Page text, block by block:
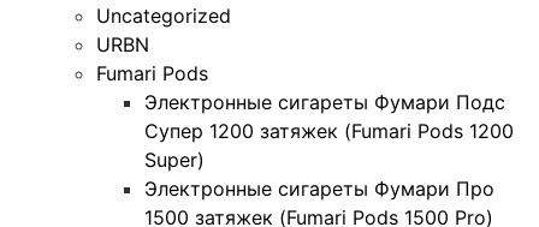
Uncategorized
URBN
Fumari Pods
Электронные сигареты Фумари Подс
Супер 1200 затяжек (Fumari Pods 1200
Super)
Электронные сигареты Фумари Про
1500 затяжек (Fumari Pods 1500 Pro)